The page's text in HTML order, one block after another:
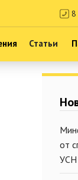
8
Статьи
от
УСН